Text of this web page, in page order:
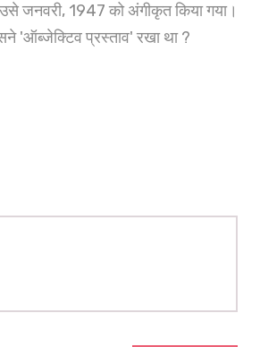
जनवरी, 1947 को अंगीकृत किया गया।
'ऑब्जेक्टिव प्रस्ताव' रखा था ?